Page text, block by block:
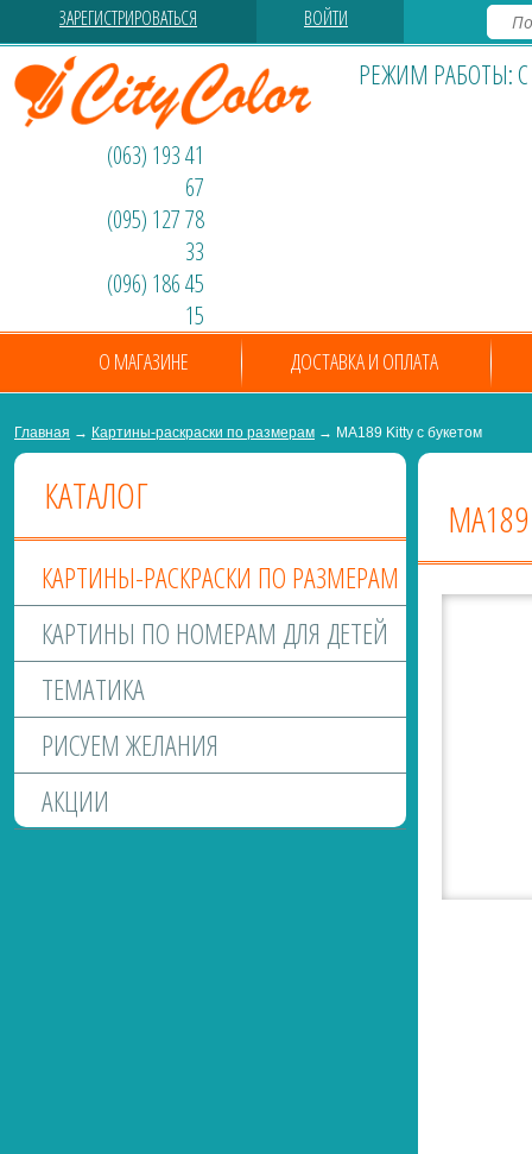
ЗАРЕГИСТРИРОВАТЬСЯ ВОЙТИ
РЕЖИМ РАБОТЫ: С
(063) 193 41
67
(095) 127 78
33
(096) 186 45
15
О МАГАЗИНЕ ДОСТАВКА И ОПЛАТА
Главная → Картины-раскраски по размерам → MA189 Kitty с букетом
КАТАЛОГ
КАРТИНЫ-РАСКРАСКИ ПО РАЗМЕРАМ
КАРТИНЫ ПО НОМЕРАМ ДЛЯ ДЕТЕЙ
ТЕМАТИКА
РИСУЕМ ЖЕЛАНИЯ
АКЦИИ